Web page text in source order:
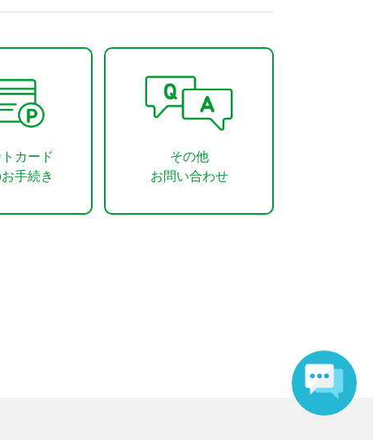
カード
手続き
その他
お問い合わせ